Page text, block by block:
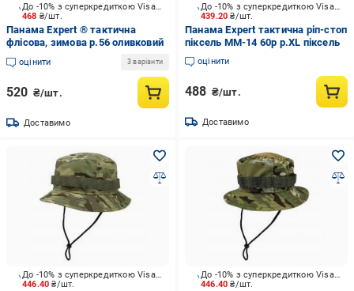
468 ₴/шт.
До -10% з суперкредиткою Visa Вигода
Панама Expert ® тактична
флісова, зимова р.56 оливковий
оцінити 3 варіанти
520 ₴/шт.
Доставимо
439.20₴/шт.
До -10% з суперкредиткою Visa Вигода
Панама Expert тактична ріп-стоп
піксель ММ-14 60р р.XL піксель
оцінити
488 ₴/шт.
Доставимо
446.40₴/шт.
До -10% з суперкредиткою Visa Вигода
446.40₴/шт.
До -10% з суперкредиткою Visa Вигода